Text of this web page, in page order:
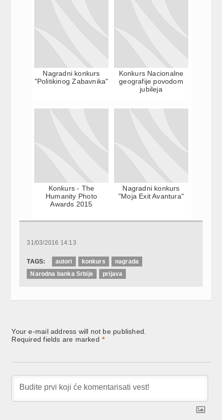
Nagradni konkurs
"Politikinog Zabavnika"
Konkurs Nacionalne
geografije povodom
jubileja
Konkurs - The
Humanity Photo
Awards 2015
Nagradni konkurs
"Moja Exit Avantura"
31/03/2016 14:13
TAGS: autori konkurs
nagrada
Narodna banka Srbije
prijava
Your e-mail address will not be published.
Required fields are marked *